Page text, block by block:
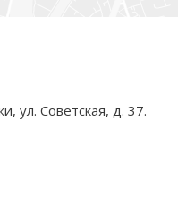
ул. Советская, д. 37.